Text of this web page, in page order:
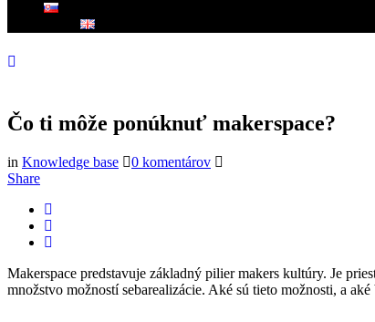
Čo ti môže ponúknuť makerspace?
in Knowledge base
0 komentárov
Share
Makerspace predstavuje základný pilier makers kultúry. Je
množstvo možností sebarealizácie. Aké sú tieto možnosti, a